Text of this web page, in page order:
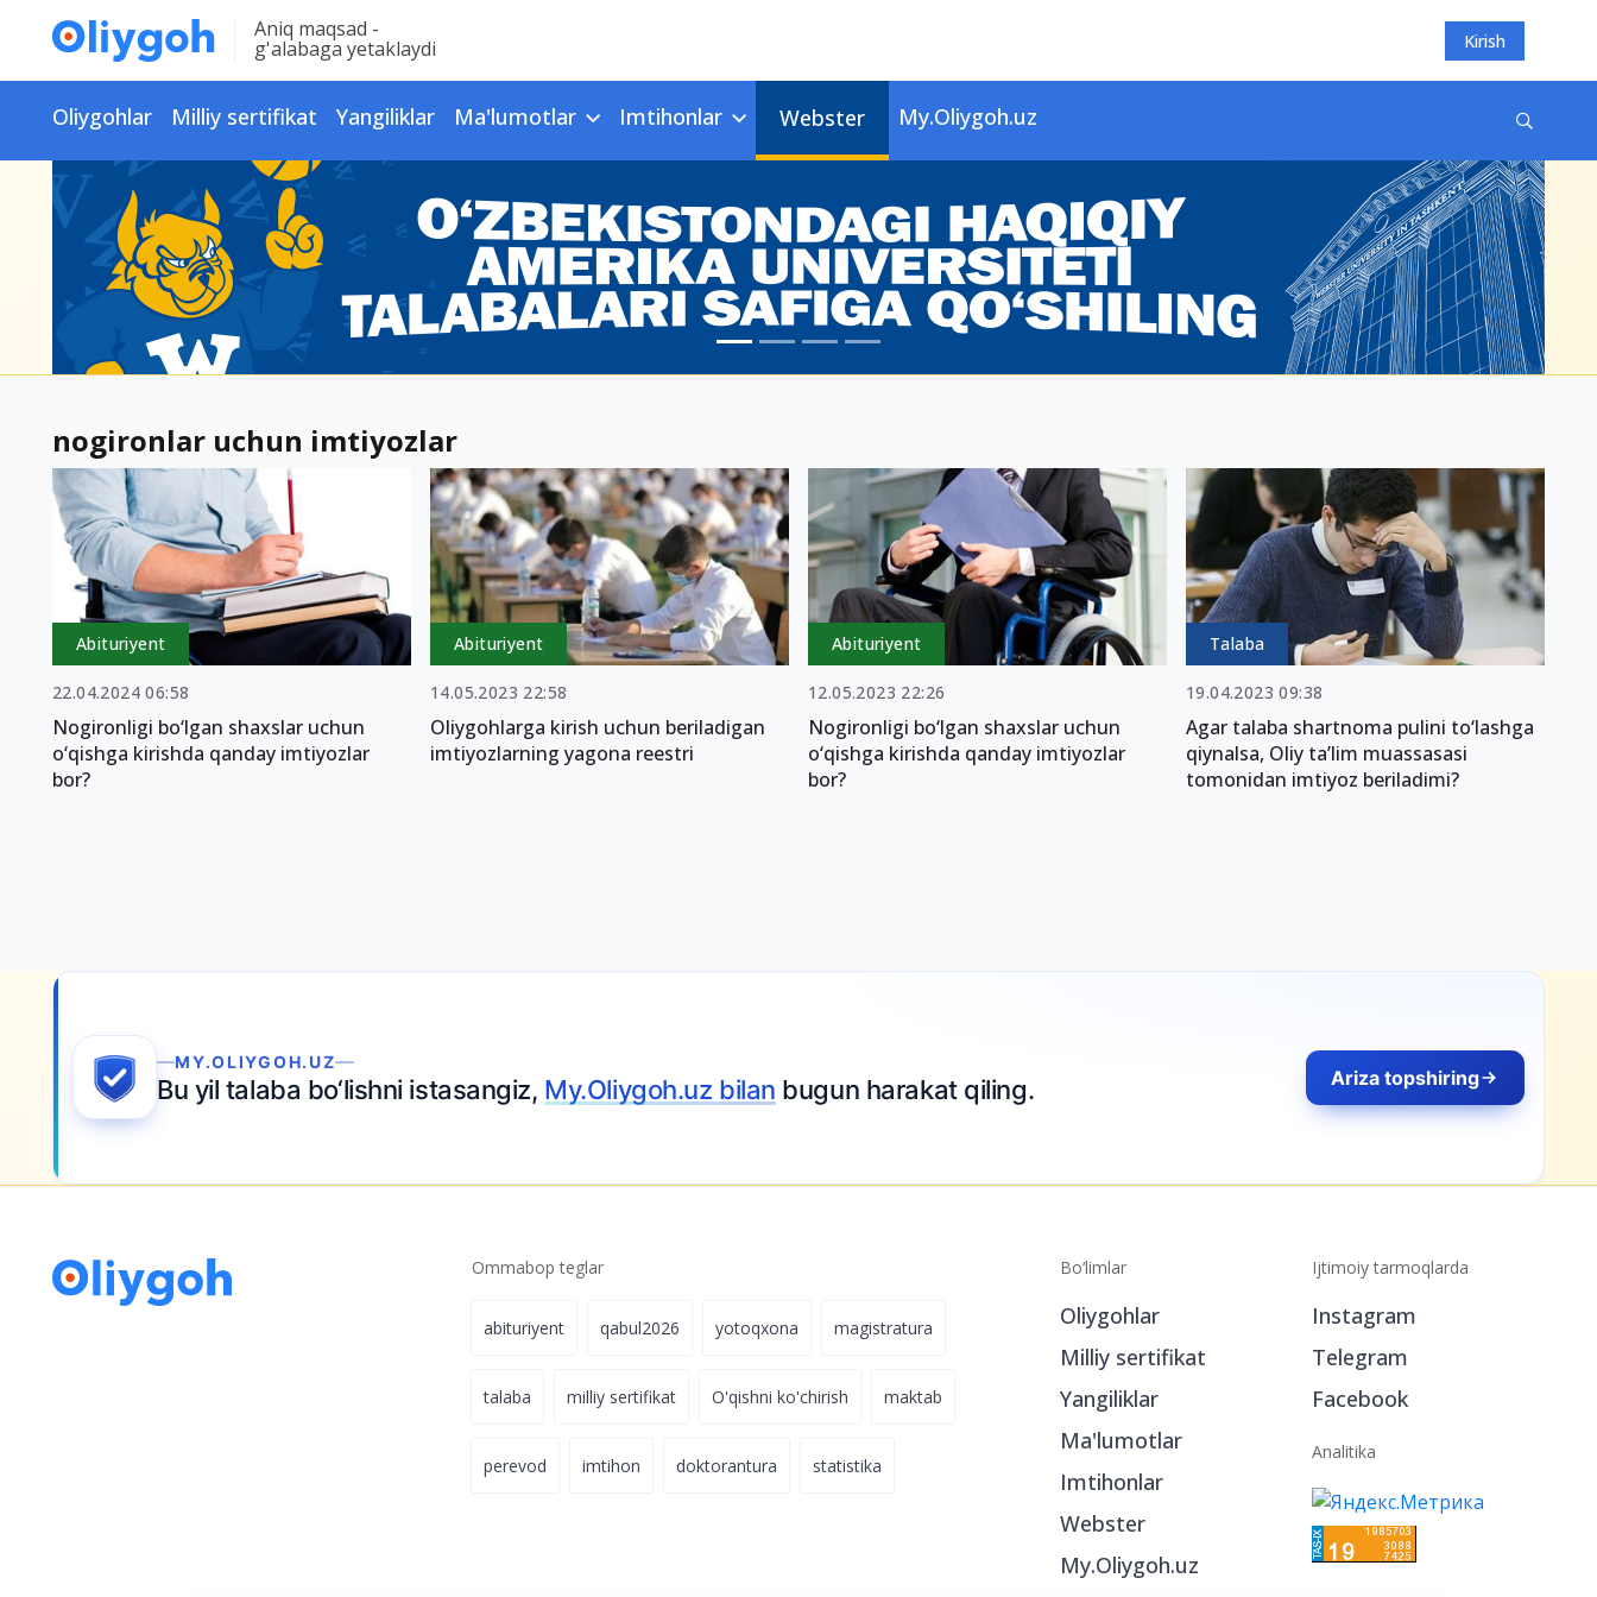
Aniq maqsad -
g'alabaga yetaklaydi Kirish
Oliygohlar Milliy sertifikat Yangiliklar Ma'lumotlar Imtihonlar Webster My.Oliygoh.uz
nogironlar uchun imtiyozlar
Abituriyent
22.04.2024 06:58
Nogironligi bo‘lgan shaxslar uchun
o‘qishga kirishda qanday imtiyozlar
bor?
Abituriyent
14.05.2023 22:58
Oliygohlarga kirish uchun beriladigan
imtiyozlarning yagona reestri
Abituriyent
12.05.2023 22:26
Nogironligi bo‘lgan shaxslar uchun
o‘qishga kirishda qanday imtiyozlar
bor?
Talaba
19.04.2023 09:38
Agar talaba shartnoma pulini to‘lashga
qiynalsa, Oliy ta’lim muassasasi
tomonidan imtiyoz beriladimi?
MY.OLIYGOH.UZ
Bu yil talaba bo‘lishni istasangiz, My.Oliygoh.uz bilan bugun harakat qiling. Ariza topshiring
Ommabop teglar
abituriyent qabul2026 yotoqxona magistratura
talaba milliy sertifikat O'qishni ko'chirish maktab
perevod imtihon doktorantura statistika
Bo‘limlar
Oliygohlar
Milliy sertifikat
Yangiliklar
Ma'lumotlar
Imtihonlar
Webster
My.Oliygoh.uz
Ijtimoiy tarmoqlarda
Instagram
Telegram
Facebook
Analitika